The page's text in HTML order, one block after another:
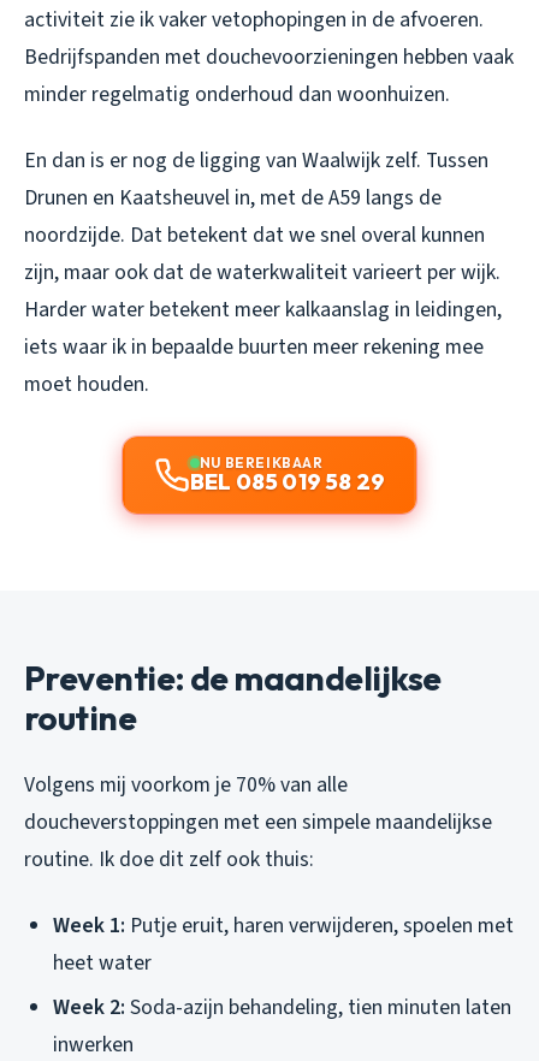
activiteit zie ik vaker vetophopingen in de afvoeren.
Bedrijfspanden met douchevoorzieningen hebben vaak
minder regelmatig onderhoud dan woonhuizen.
En dan is er nog de ligging van Waalwijk zelf. Tussen
Drunen en Kaatsheuvel in, met de A59 langs de
noordzijde. Dat betekent dat we snel overal kunnen
zijn, maar ook dat de waterkwaliteit varieert per wijk.
Harder water betekent meer kalkaanslag in leidingen,
iets waar ik in bepaalde buurten meer rekening mee
moet houden.
NU BEREIKBAAR
BEL 085 019 58 29
Preventie: de maandelijkse
routine
Volgens mij voorkom je 70% van alle
doucheverstoppingen met een simpele maandelijkse
routine. Ik doe dit zelf ook thuis:
Week 1: Putje eruit, haren verwijderen, spoelen met
heet water
Week 2: Soda-azijn behandeling, tien minuten laten
inwerken